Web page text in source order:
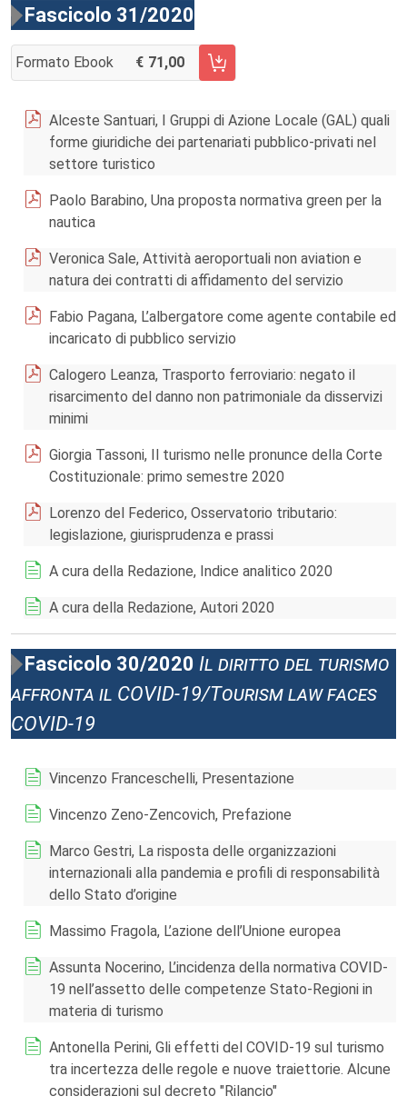
Fascicolo 31/2020
Formato Ebook 71,00
AGGIUNGI AL CARRELLO FASCICOLO 31/2020
Alceste Santuari, I Gruppi di Azione Locale (GAL) quali
forme giuridiche dei partenariati pubblico-privati nel
settore turistico
Paolo Barabino, Una proposta normativa green per la
nautica
Veronica Sale, Attività aeroportuali non aviation e
natura dei contratti di affidamento del servizio
Fabio Pagana, L’albergatore come agente contabile ed
incaricato di pubblico servizio
Calogero Leanza, Trasporto ferroviario: negato il
risarcimento del danno non patrimoniale da disservizi
minimi
Giorgia Tassoni, Il turismo nelle pronunce della Corte
Costituzionale: primo semestre 2020
Lorenzo del Federico, Osservatorio tributario:
legislazione, giurisprudenza e prassi
A cura della Redazione, Indice analitico 2020
A cura della Redazione, Autori 2020
Fascicolo 30/2020 Il diritto del turismo
affronta il COVID-19/Tourism law faces
COVID-19
Vincenzo Franceschelli, Presentazione
Vincenzo Zeno-Zencovich, Prefazione
Marco Gestri, La risposta delle organizzazioni
internazionali alla pandemia e profili di responsabilità
dello Stato d’origine
Massimo Fragola, L’azione dell’Unione europea
Assunta Nocerino, L’incidenza della normativa COVID-
19 nell’assetto delle competenze Stato-Regioni in
materia di turismo
Antonella Perini, Gli effetti del COVID-19 sul turismo
tra incertezza delle regole e nuove traiettorie. Alcune
considerazioni sul decreto "Rilancio"